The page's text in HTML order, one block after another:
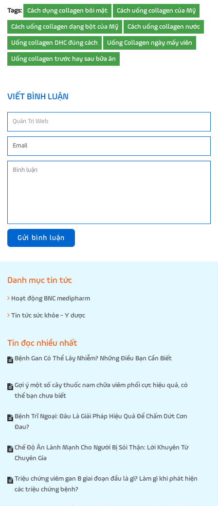
Tags: Cách dụng collagen bôi mặt Cách uống collagen của Mỹ
Cách uống collagen dạng bột của Mỹ Cách uống collagen nước
Uống collagen DHC đúng cách Uống Collagen ngày mấy viên
Uống collagen trước hay sau bữa ăn
VIẾT BÌNH LUẬN
Gửi bình luận
Danh mục tin tức
Hoạt động BNC medipharm
Tin tức sức khỏe - Y dược
Tin đọc nhiều nhất
Bệnh Gan Có Thể Lây Nhiễm? Những Điều Bạn Cần Biết
Gợi ý một số cây thuốc nam chữa viêm phổi cực hiệu quả, có
thể bạn chưa biết
Bệnh Trĩ Ngoại: Đâu Là Giải Pháp Hiệu Quả Để Chấm Dứt Cơn
Đau?
Chế Độ Ăn Lành Mạnh Cho Người Bị Sỏi Thận: Lời Khuyên Từ
Chuyên Gia
Triệu chứng viêm gan B giai đoạn đầu là gì? Làm gì khi phát hiện
các triệu chứng bệnh?